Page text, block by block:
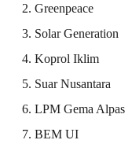
Greenpeace
Solar Generation
Koprol Iklim
Suar Nusantara
LPM Gema Alpas
BEM UI